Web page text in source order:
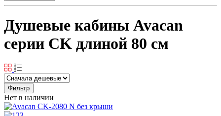
Душевые кабины Avacan
серии CK длиной 80 см
Фильтр
Нет в наличии